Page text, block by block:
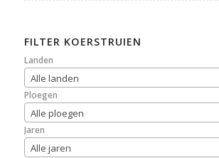
FILTER KOERSTRUIEN
Landen
Alle landen
Ploegen
Alle ploegen
Jaren
Alle jaren